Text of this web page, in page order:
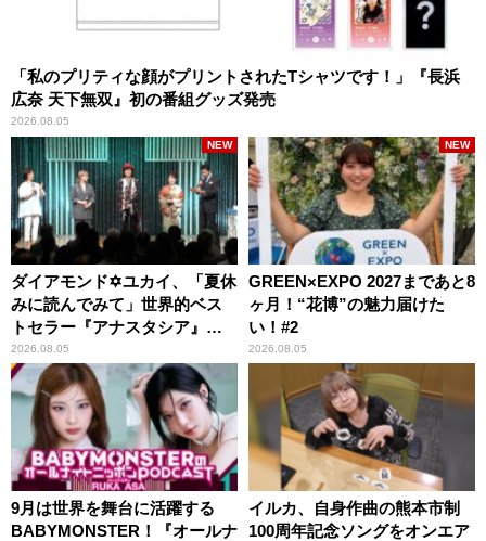
「私のプリティな顔がプリントされたTシャツです！」『長浜
広奈 天下無双』初の番組グッズ発売
2026.08.05
ダイアモンド✡ユカイ、「夏休
みに読んでみて」世界的ベス
トセラー『アナスタシア』を
紹介
2026.08.05
NEW
GREEN×EXPO 2027まであと8
ヶ月！“花博”の魅力届けた
い！#2
2026.08.05
NEW
9月は世界を舞台に活躍する
BABYMONSTER！『オールナ
イルカ、自身作曲の熊本市制
100周年記念ソングをオンエア